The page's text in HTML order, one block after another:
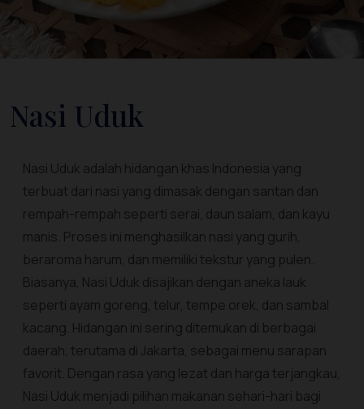
Nasi Uduk
Nasi Uduk adalah hidangan khas Indonesia yang
terbuat dari nasi yang dimasak dengan santan dan
rempah-rempah seperti serai, daun salam, dan kayu
manis. Proses ini menghasilkan nasi yang gurih,
beraroma harum, dan memiliki tekstur yang pulen.
Biasanya, Nasi Uduk disajikan dengan aneka lauk
seperti ayam goreng, telur, tempe orek, dan sambal
kacang. Hidangan ini sering ditemukan di berbagai
daerah, terutama di Jakarta, sebagai menu sarapan
favorit. Dengan rasa yang lezat dan harga terjangkau,
Nasi Uduk menjadi pilihan makanan sehari-hari bagi